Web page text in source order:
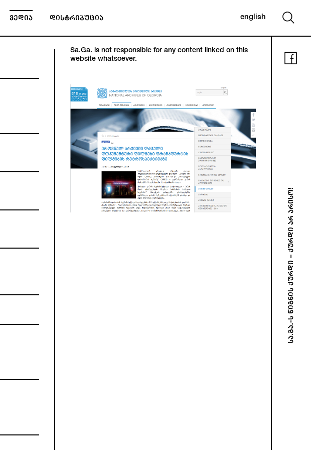
მედია დისტრიბუცია english
Sa.Ga. is not responsible for any content linked on this
website whatsoever.
სა.გა.-ს წიგნის ქურდი – ქურდი არ არისო!